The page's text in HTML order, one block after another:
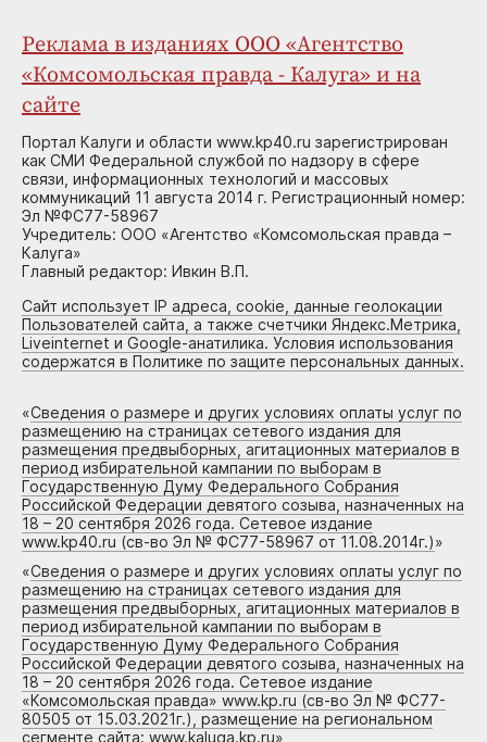
Реклама в изданиях ООО «Агентство
«Комсомольская правда - Калуга» и на
сайте
Портал Калуги и области www.kp40.ru зарегистрирован
как СМИ Федеральной службой по надзору в сфере
связи, информационных технологий и массовых
коммуникаций 11 августа 2014 г. Регистрационный номер:
Эл №ФС77-58967
Учредитель: ООО «Агентство «Комсомольская правда –
Калуга»
Главный редактор: Ивкин В.П.
Сайт использует IP адреса, cookie, данные геолокации
Пользователей сайта, а также счетчики Яндекс.Метрика,
Liveinternet и Google-анатилика. Условия использования
содержатся в Политике по защите персональных данных.
«Сведения о размере и других условиях оплаты услуг по
размещению на страницах сетевого издания для
размещения предвыборных, агитационных материалов в
период избирательной кампании по выборам в
Государственную Думу Федерального Собрания
Российской Федерации девятого созыва, назначенных на
18 – 20 сентября 2026 года. Сетевое издание
www.kp40.ru (св-во Эл № ФС77-58967 от 11.08.2014г.)»
«Сведения о размере и других условиях оплаты услуг по
размещению на страницах сетевого издания для
размещения предвыборных, агитационных материалов в
период избирательной кампании по выборам в
Государственную Думу Федерального Собрания
Российской Федерации девятого созыва, назначенных на
18 – 20 сентября 2026 года. Сетевое издание
«Комсомольская правда» www.kp.ru (св-во Эл № ФС77-
80505 от 15.03.2021г.), размещение на региональном
сегменте сайта: www.kaluga.kp.ru»